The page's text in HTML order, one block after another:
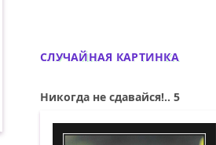
СЛУЧАЙНАЯ КАРТИНКА
Никогда не сдавайся!.. 5